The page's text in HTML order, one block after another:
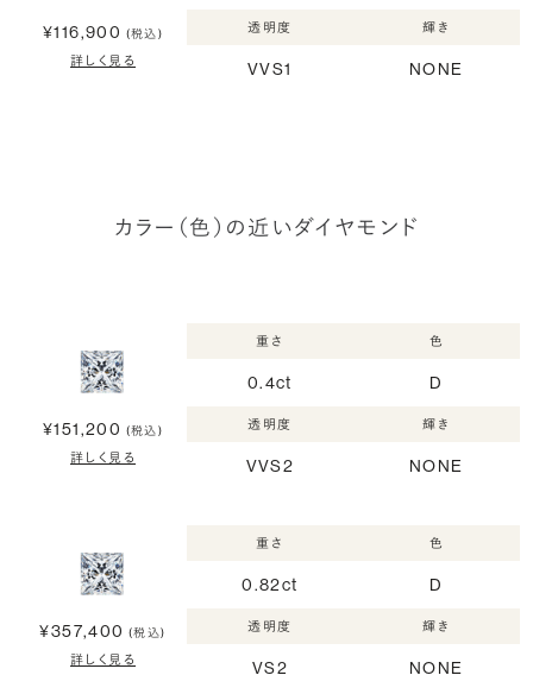
¥116,900 (税込)
詳しく見る
透明度
VVS1
輝き
NONE
カラー（色）の近いダイヤモンド
¥151,200 (税込)
詳しく見る
重さ
0.4ct
色
D
透明度
VVS2
輝き
NONE
¥357,400 (税込)
詳しく見る
重さ
0.82ct
色
D
透明度
VS2
輝き
NONE